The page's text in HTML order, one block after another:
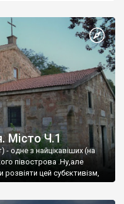
Місто Ч.1
- одне з найцікавіших (на
півострова .Ну,але
цей субєктивізм,